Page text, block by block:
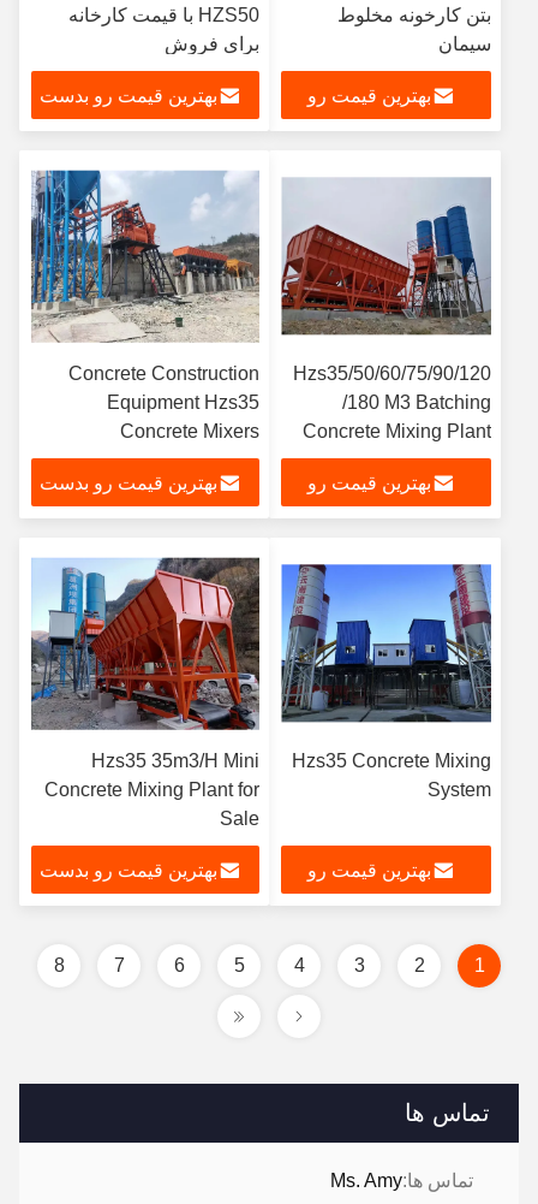
تماس ها
تماس ها:Ms. Amy
بتن کارخونه مخلوط
سیمان
بهترین قیمت رو
HZS50 با قیمت کارخانه
برای فروش
بهترین قیمت رو بدست
Hzs35/50/60/75/90/120
/180 M3 Batching
Concrete Mixing Plant
بهترین قیمت رو
Concrete Construction
Equipment Hzs35
Concrete Mixers
بهترین قیمت رو بدست
Hzs35 Concrete Mixing
System
بهترین قیمت رو
Hzs35 35m3/H Mini
Concrete Mixing Plant for
Sale
بهترین قیمت رو بدست
1
2
3
4
5
6
7
8